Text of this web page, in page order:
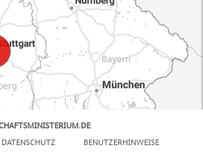
DATENSCHUTZ BENUTZERHINWEISE